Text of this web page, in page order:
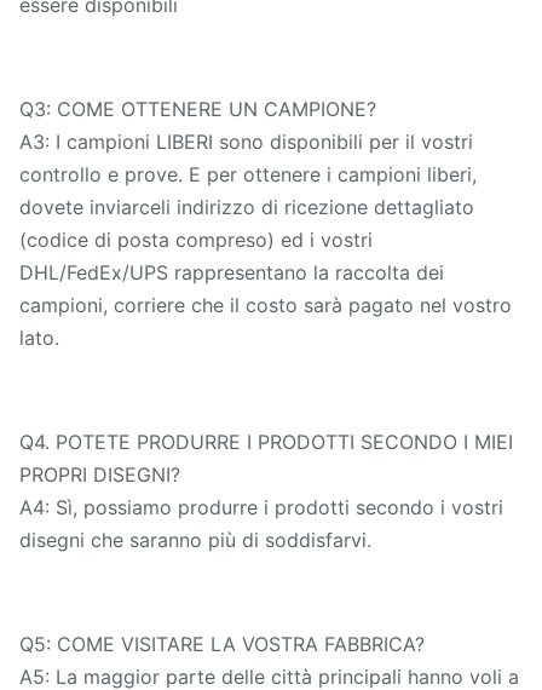
essere disponibili
Q3: COME OTTENERE UN CAMPIONE?
A3: I campioni LIBERI sono disponibili per il vostri
controllo e prove. E per ottenere i campioni liberi,
dovete inviarceli indirizzo di ricezione dettagliato
(codice di posta compreso) ed i vostri
DHL/FedEx/UPS rappresentano la raccolta dei
campioni, corriere che il costo sarà pagato nel vostro
lato.
Q4. POTETE PRODURRE I PRODOTTI SECONDO I MIEI
PROPRI DISEGNI?
A4: Sì, possiamo produrre i prodotti secondo i vostri
disegni che saranno più di soddisfarvi.
Q5: COME VISITARE LA VOSTRA FABBRICA?
A5: La maggior parte delle città principali hanno voli a